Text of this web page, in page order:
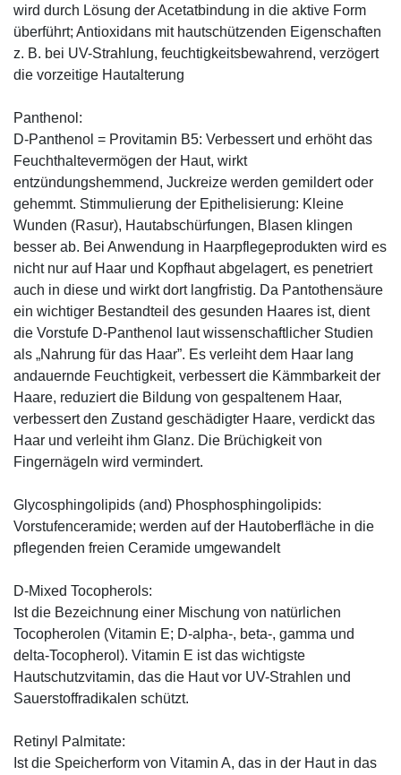
wird durch Lösung der Acetatbindung in die aktive Form
überführt; Antioxidans mit hautschützenden Eigenschaften
z. B. bei UV-Strahlung, feuchtigkeitsbewahrend, verzögert
die vorzeitige Hautalterung
Panthenol:
D-Panthenol = Provitamin B5: Verbessert und erhöht das
Feuchthaltevermögen der Haut, wirkt
entzündungshemmend, Juckreize werden gemildert oder
gehemmt. Stimmulierung der Epithelisierung: Kleine
Wunden (Rasur), Hautabschürfungen, Blasen klingen
besser ab. Bei Anwendung in Haarpflegeprodukten wird es
nicht nur auf Haar und Kopfhaut abgelagert, es penetriert
auch in diese und wirkt dort langfristig. Da Pantothensäure
ein wichtiger Bestandteil des gesunden Haares ist, dient
die Vorstufe D-Panthenol laut wissenschaftlicher Studien
als „Nahrung für das Haar”. Es verleiht dem Haar lang
andauernde Feuchtigkeit, verbessert die Kämmbarkeit der
Haare, reduziert die Bildung von gespaltenem Haar,
verbessert den Zustand geschädigter Haare, verdickt das
Haar und verleiht ihm Glanz. Die Brüchigkeit von
Fingernägeln wird vermindert.
Glycosphingolipids (and) Phosphosphingolipids:
Vorstufenceramide; werden auf der Hautoberfläche in die
pflegenden freien Ceramide umgewandelt
D-Mixed Tocopherols:
Ist die Bezeichnung einer Mischung von natürlichen
Tocopherolen (Vitamin E; D-alpha-, beta-, gamma und
delta-Tocopherol). Vitamin E ist das wichtigste
Hautschutzvitamin, das die Haut vor UV-Strahlen und
Sauerstoffradikalen schützt.
Retinyl Palmitate:
Ist die Speicherform von Vitamin A, das in der Haut in das